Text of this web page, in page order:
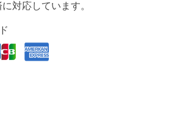
対応しています。